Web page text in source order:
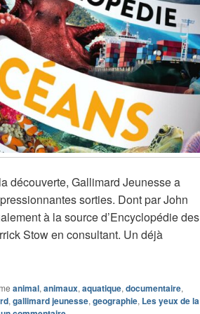
découverte, Gallimard Jeunesse a
sorties. Dont par John
à la source d’Encyclopédie des
Stow en consultant. Un déjà
des Océans
animal,animaux,aquatique,documentaire,
,gallimard jeunesse,geographie, Les yeux de la